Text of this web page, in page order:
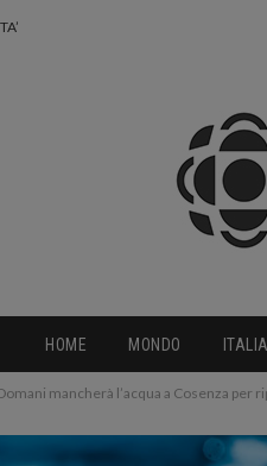
HOME MONDO ITALIA
mancherà l’acqua a Cosenza per